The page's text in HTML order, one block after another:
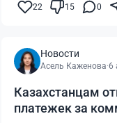
22 15 0
Новости
Асель Каженова·6
Казахстанцам
платежек за